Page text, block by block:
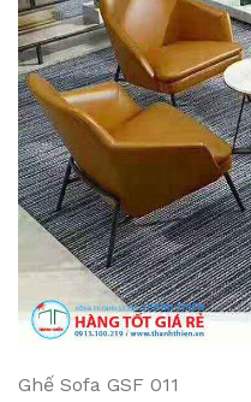
Ghế Sofa GSF 011